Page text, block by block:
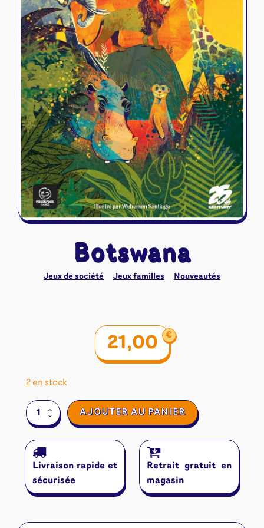
Naruto Mythos
Autres
Tapis de jeu
Botswana
Jeux de société Jeux familles Nouveautés
21,00 €
2 en stock
quantité
de
AJOUTER AU PANIER
Livraison rapide et
sécurisée
Retrait gratuit en
magasin